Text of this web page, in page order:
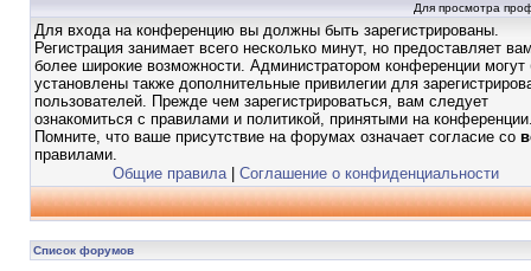
Для просмотра
Для входа на конференцию вы должны быть зарегистрированы.
Регистрация занимает всего несколько минут, но предоставляет
более широкие возможности. Администратором конференции могут
установлены также дополнительные привилегии для
пользователей. Прежде чем зарегистрироваться, вам следует
ознакомиться с правилами и политикой, принятыми на
Помните, что ваше присутствие на форумах означает согласие со
правилами.
Общие правила| Соглашение о конфиденциальности
Список форумов